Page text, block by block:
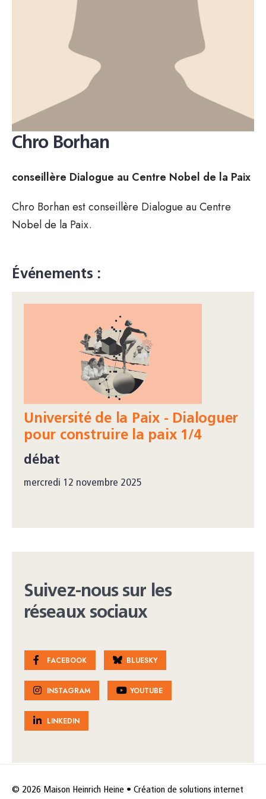
Chro Borhan
conseillère Dialogue au Centre Nobel de la Paix
Chro Borhan est conseillère Dialogue au Centre
Nobel de la Paix.
Événements :
Université de la Paix - Dialoguer
pour construire la paix 1/4
débat
mercredi 12 novembre 2025
Suivez-nous sur les
réseaux sociaux
FACEBOOK BLUESKY
INSTAGRAM YOUTUBE
LINKEDIN
© 2026 Maison Heinrich Heine • Création de solutions internet